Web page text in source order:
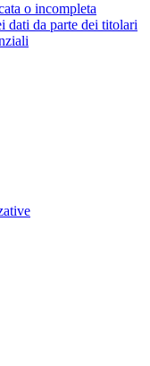
o incompleta
dati da parte dei titolari